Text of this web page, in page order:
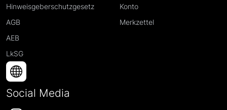
Hinweisgeberschutzgesetz
AGB
AEB
LkSG
Konto
Merkzettel
Social Media